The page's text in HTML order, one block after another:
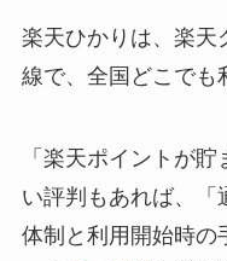
楽天ひかりは、楽天
線で、全国どこでも
「楽天ポイントが
い評判もあれば、「
体制と利用開始時の